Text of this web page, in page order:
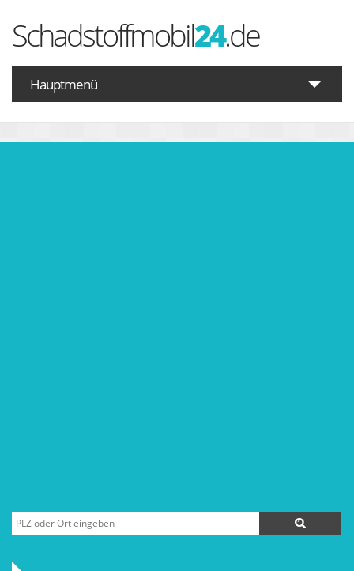
Schadstoffmobil24.de
Hauptmenü
Startseite